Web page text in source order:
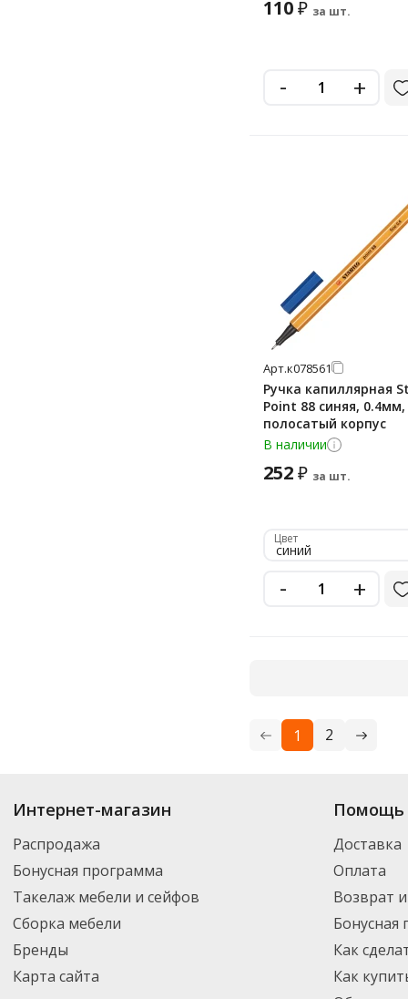
110₽ за шт.
- +
Арт.к078561
Ручка капиллярная
Point 88 синяя, 0.4мм,
полосатый корпус
В наличии
252₽ за шт.
Цвет
синий
- +
1 2
Купить
. В ассортименте
выбрать нужный товар и добавить его в корзину для дальнейшего
транспортной компанией DPD. Для постоянных клиентов - скидка,
Интернет-магазин
Распродажа
Бонусная программа
Такелаж мебели и сейфов
Сборка мебели
Бренды
Карта сайта
Помощь
Доставка
Оплата
Возврат
Бонусная
Как
Как